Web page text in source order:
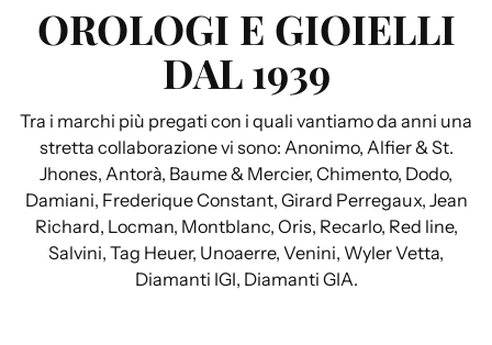
OROLOGI E GIOIELLI
DAL 1939
Tra i marchi più pregati con i quali vantiamo da anni una
stretta collaborazione vi sono: Anonimo, Alfier & St.
Jhones, Antorà, Baume & Mercier, Chimento, Dodo,
Damiani, Frederique Constant, Girard Perregaux, Jean
Richard, Locman, Montblanc, Oris, Recarlo, Red line,
Salvini, Tag Heuer, Unoaerre, Venini, Wyler Vetta,
Diamanti IGI, Diamanti GIA.